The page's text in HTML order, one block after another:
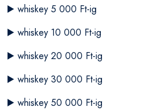
▶️ whiskey 5 000 Ft-ig
▶️ whiskey 10 000 Ft-ig
▶️ whiskey 20 000 Ft-ig
▶️ whiskey 30 000 Ft-ig
▶️ whiskey 50 000 Ft-ig